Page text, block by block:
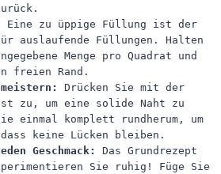
Eine zu üppige Füllung ist der
auslaufende Füllungen. Halten
Menge pro Quadrat und
freien Rand.
Drücken Sie mit der
zu, um eine solide Naht zu
einmal komplett rundherum, um
keine Lücken bleiben.
Geschmack:
Das Grundrezept
Sie ruhig! Füge Sie